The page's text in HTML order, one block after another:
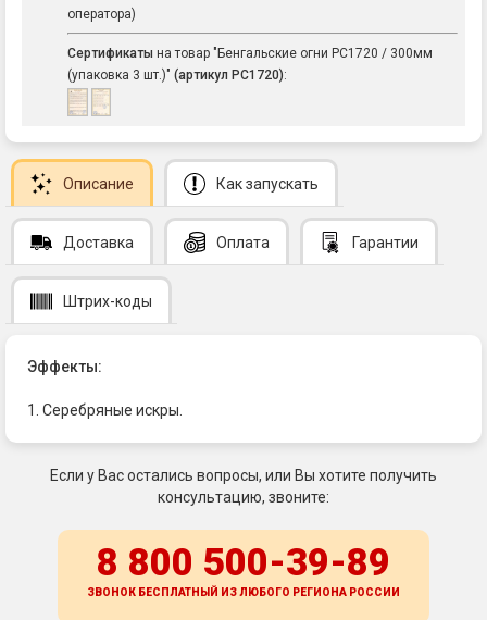
оператора)
Сертификаты на товар "Бенгальские огни РС1720 / 300мм
(упаковка 3 шт.)" (артикул РС1720):
Описание Как запускать
Доставка Оплата Гарантии
Штрих-коды
Эффекты:
1. Серебряные искры.
Если у Вас остались вопросы, или Вы хотите получить
консультацию, звоните:
8 800 500-39-89
ЗВОНОК БЕСПЛАТНЫЙ ИЗ ЛЮБОГО РЕГИОНА РОССИИ